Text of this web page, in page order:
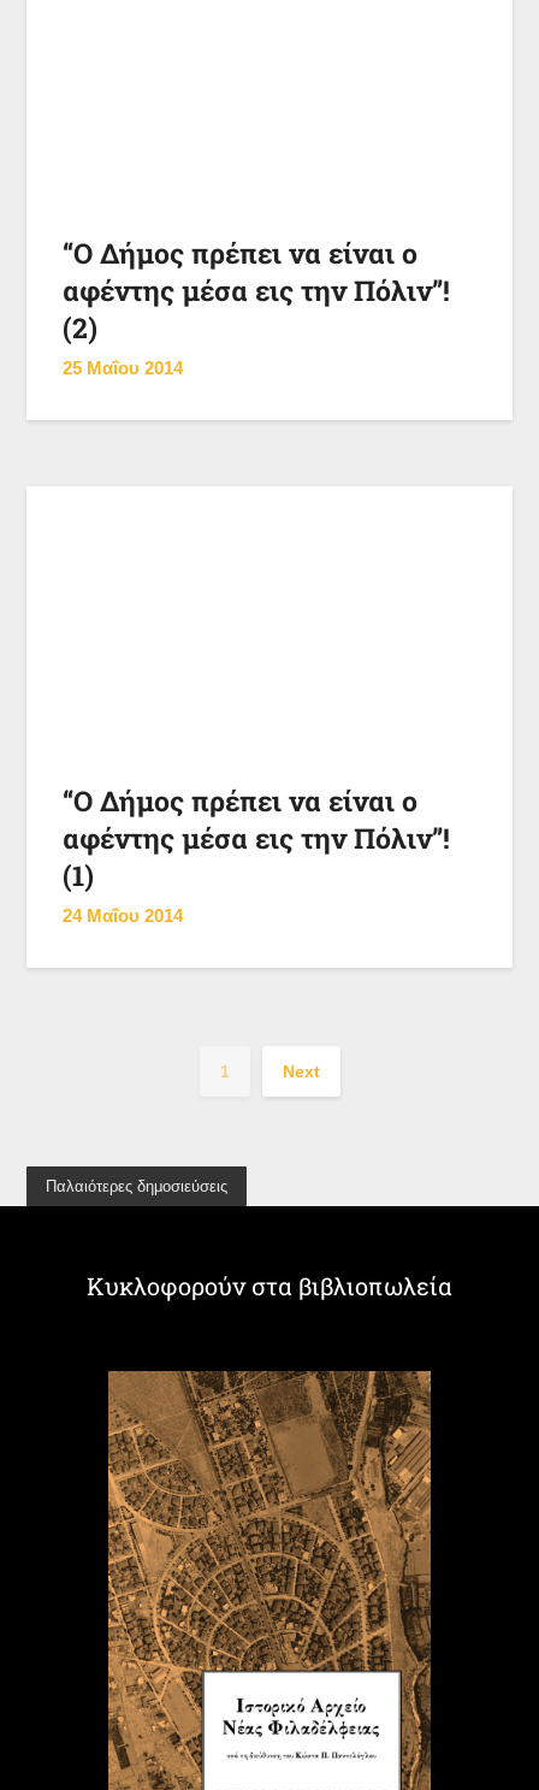
“Ο Δήμος πρέπει να είναι ο
αφέντης μέσα εις την Πόλιν”!
(2)
25 Μαΐου 2014
“Ο Δήμος πρέπει να είναι ο
αφέντης μέσα εις την Πόλιν”!
(1)
24 Μαΐου 2014
1 Next
Παλαιότερες δημοσιεύσεις
Κυκλοφορούν στα βιβλιοπωλεία